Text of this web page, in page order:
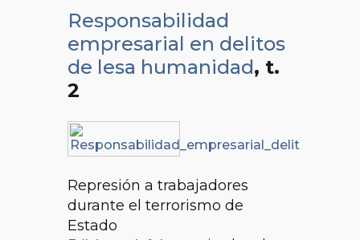
Responsabilidad
empresarial en delitos
de lesa humanidad, t.
2
Represión a trabajadores
durante el terrorismo de
Estado